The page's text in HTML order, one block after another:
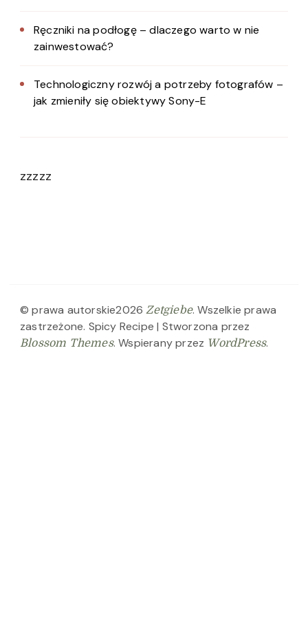
Ręczniki na podłogę – dlaczego warto w nie
zainwestować?
Technologiczny rozwój a potrzeby fotografów –
jak zmieniły się obiektywy Sony-E
zzzzz
© prawa autorskie2026Zetgiebe. Wszelkie prawa
zastrzeżone. Spicy Recipe | Stworzona przez
Blossom Themes. Wspierany przez WordPress.